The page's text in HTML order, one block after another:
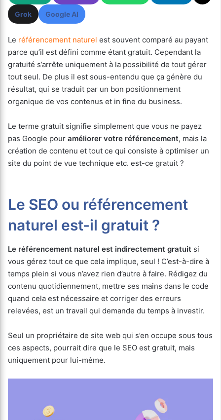
Grok Google AI
Le référencement naturel est souvent comparé au payant
parce qu’il est défini comme étant gratuit. Cependant la
gratuité s’arrête uniquement à la possibilité de tout gérer
tout seul. De plus il est sous-entendu que ça génère du
résultat, qui se traduit par un bon positionnement
organique de vos contenus et in fine du business.
Le terme gratuit signifie simplement que vous ne payez
pas Google pour améliorer votre référencement, mais la
création de contenu et tout ce qui consiste à optimiser un
site du point de vue technique etc. est-ce gratuit ?
Le SEO ou référencement
naturel est-il gratuit ?
Le référencement naturel est indirectement gratuit si
vous gérez tout ce que cela implique, seul ! C’est-à-dire à
temps plein si vous n’avez rien d’autre à faire. Rédigez du
contenu quotidiennement, mettre ses mains dans le code
quand cela est nécessaire et corriger des erreurs
relevées, est un travail qui demande du temps à investir.
Seul un propriétaire de site web qui s’en occupe sous tous
ces aspects, pourrait dire que le SEO est gratuit, mais
uniquement pour lui-même.